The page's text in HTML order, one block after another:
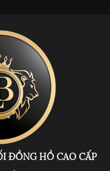
ĐỒNG HỒ CAO CẤP